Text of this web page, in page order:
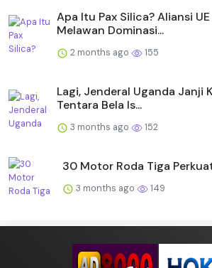
Apa Itu Pax Silica? Aliansi
Melawan Dominasi...
2 months ago 155
Lagi, Jenderal Uganda Janji
Tentara Bela Is...
3 months ago 152
30 Motor Roda Tiga
3 months ago 149